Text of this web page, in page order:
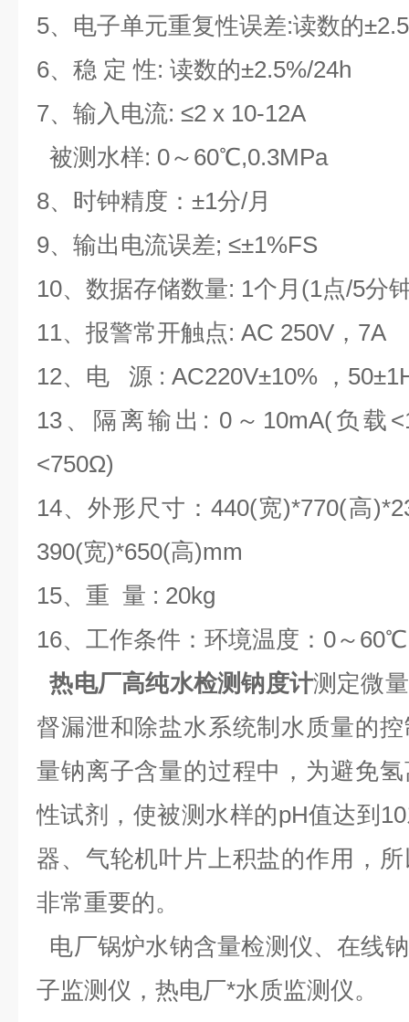
5、电子单元重复性误差:读数的
6、稳 定 性: 读数的±2.5%/24h
7、输入电流: ≤2 x 10-12A
被测水样: 0～60℃,0.3MPa
8、时钟精度：±1分/月
9、输出电流误差; ≤±1%FS
10、数据存储数量: 1个月(1点/5分
11、报警常开触点: AC 250V，7A
12、电 源 : AC220V±10% ，
13、隔离输出: 0～10mA(负载
<750Ω)
14、外形尺寸：440(宽)*770(高
390(宽)*650(高)mm
15、重 量 : 20kg
16、工作条件：环境温度：0～
热电厂高纯水检测钠度计测定微
督漏泄和除盐水系统制水质量的
量钠离子含量的过程中，为避免
性试剂，使被测水样的pH值达到
器、气轮机叶片上积盐的作用，
非常重要的。
电厂锅炉水钠含量检测仪、在线
子监测仪，热电厂*水质监测仪。